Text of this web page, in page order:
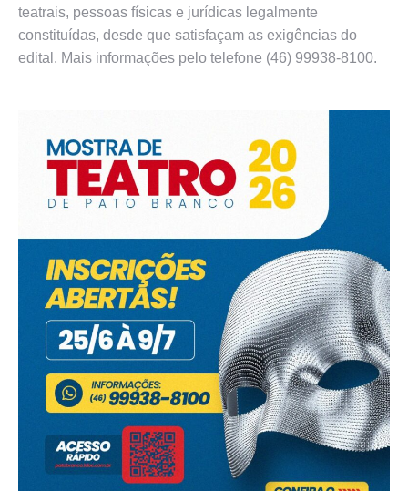
teatrais, pessoas físicas e jurídicas legalmente
constituídas, desde que satisfaçam as exigências do
edital. Mais informações pelo telefone (46) 99938-8100.